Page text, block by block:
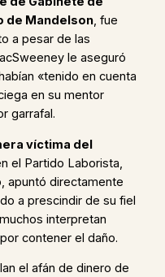
de Mandelson, fue
a pesar de las
le aseguró
«tenido en cuenta
en su mentor
garrafal.
víctima del
el Partido Laborista,
apuntó directamente
a prescindir de su fiel
interpretan
contener el daño.
el afán de dinero de